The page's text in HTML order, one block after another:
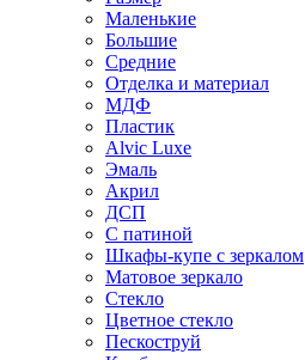
Маленькие
Большие
Средние
Отделка и материал
МДФ
Пластик
Alvic Luxe
Эмаль
Акрил
ДСП
С патиной
Шкафы-купе с зеркалом
Матовое зеркало
Стекло
Цветное стекло
Пескоструй